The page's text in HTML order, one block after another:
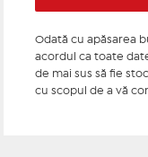
Odată cu apăsarea
acordul ca toate
de mai sus să fie
cu scopul de a vă